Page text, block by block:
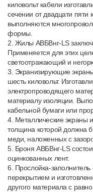
киловольт кабели
сечении от двадцати
выполняются
формы.
2. Жилы АВБВнг-LS
Применяется для этих
светоотражающий и
3. Экранизирующие
шесть киловольт.
электропроводящего
материалу изоляции.
кабельной бумаги или
4. Металлические экраны
толщина которой должна
меди, наложенных с
5. Броня АВБВнг-LS
оцинкованных лент.
6. Прослойка-
перекрытием и
другого материала с